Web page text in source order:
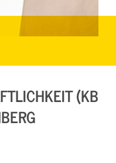
(KB